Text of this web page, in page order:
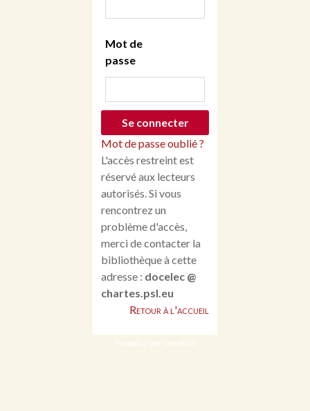
Mot de
passe
Mot de passe oublié ?
L'accès restreint est
réservé aux lecteurs
autorisés. Si vous
rencontrez un
problème d'accès,
merci de contacter la
bibliothèque à cette
adresse : docelec @
chartes.psl.eu
Retour à l'accueil
Propulsé par Omeka S